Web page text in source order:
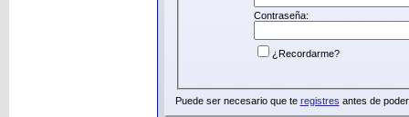
Contraseña:
¿Recordarme?
Puede ser necesario que te registres antes de